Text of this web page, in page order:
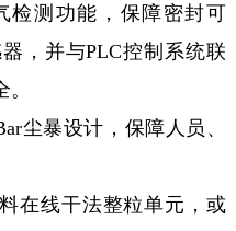
检测功能，保障密封可
，并与PLC控制系统联
尘暴设计，保障人员、
线干法整粒单元，或